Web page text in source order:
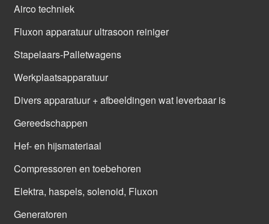
Airco techniek
Fluxon apparatuur ultrasoon reiniger
Stapelaars-Palletwagens
Werkplaatsapparatuur
Divers apparatuur + afbeeldingen wat leverbaar is
Gereedschappen
Hef- en hijsmateriaal
Compressoren en toebehoren
Elektra, haspels, solenoid, Fluxon
Generatoren